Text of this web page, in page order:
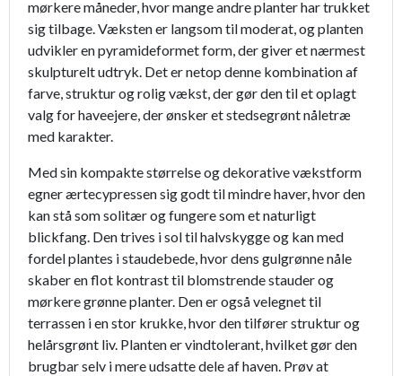
mørkere måneder, hvor mange andre planter har trukket
sig tilbage. Væksten er langsom til moderat, og planten
udvikler en pyramideformet form, der giver et nærmest
skulpturelt udtryk. Det er netop denne kombination af
farve, struktur og rolig vækst, der gør den til et oplagt
valg for haveejere, der ønsker et stedsegrønt nåletræ
med karakter.
Med sin kompakte størrelse og dekorative vækstform
egner ærtecypressen sig godt til mindre haver, hvor den
kan stå som solitær og fungere som et naturligt
blickfang. Den trives i sol til halvskygge og kan med
fordel plantes i staudebede, hvor dens gulgrønne nåle
skaber en flot kontrast til blomstrende stauder og
mørkere grønne planter. Den er også velegnet til
terrassen i en stor krukke, hvor den tilfører struktur og
helårsgrønt liv. Planten er vindtolerant, hvilket gør den
brugbar selv i mere udsatte dele af haven. Prøv at